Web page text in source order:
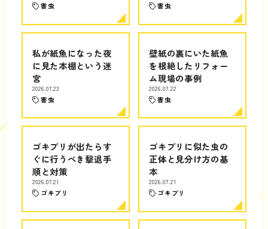
害虫 害虫
私が紙魚になった夜
に見た本棚という迷
宮
2026.07.23
害虫
壁紙の裏にいた紙魚
を根絶したリフォー
ム現場の事例
2026.07.22
害虫
ゴキブリが出たらす
ぐに行うべき撃退手
順と対策
2026.07.21
ゴキブリ
ゴキブリに似た虫の
正体と見分け方の基
本
2026.07.21
ゴキブリ